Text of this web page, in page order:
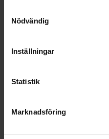
Nödvändig
Inställningar
Statistik
Marknadsföring
Provperiod och rabatt
Uppdaterad: